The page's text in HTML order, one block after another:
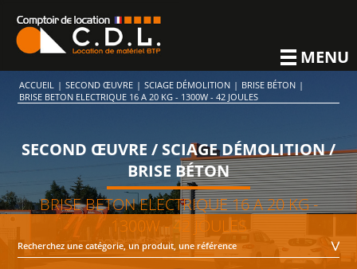
MENU
ACCUEIL | SECOND ŒUVRE | SCIAGE DÉMOLITION | BRISE BÉTON |
BRISE BETON ELECTRIQUE 16 A 20 KG - 1300W - 42 JOULES
SECOND ŒUVRE / SCIAGE DÉMOLITION /
BRISE BÉTON
BRISE BETON ELECTRIQUE 16 A 20 KG -
1300W - 42 JOULES